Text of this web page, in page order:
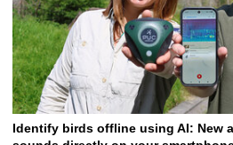
Identify birds offline using AI: New